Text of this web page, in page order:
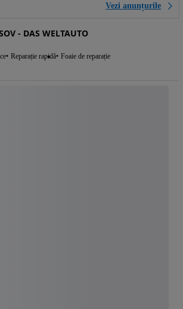
Vezi anunțurile
- DAS WELTAUTO
Reparație rapidă Foaie de reparație